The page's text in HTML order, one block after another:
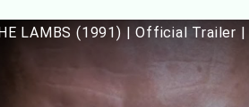
LAMBS (1991) | Official Trailer |